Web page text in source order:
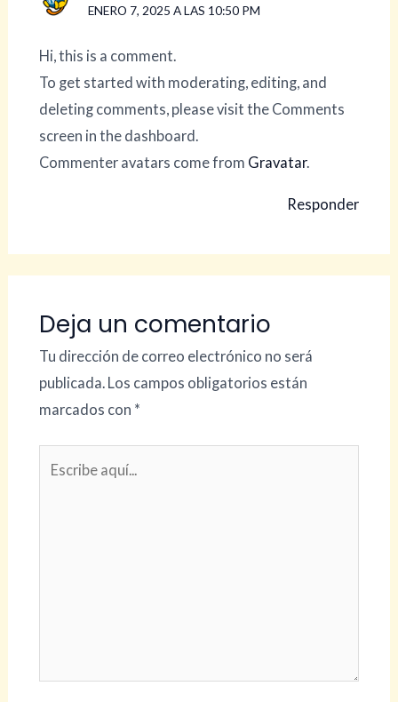
ENERO 7, 2025 A LAS 10:50 PM
Hi, this is a comment.
To get started with moderating, editing, and
deleting comments, please visit the Comments
screen in the dashboard.
Commenter avatars come from Gravatar.
Responder
Deja un comentario
Tu dirección de correo electrónico no será
publicada. Los campos obligatorios están
marcados con *